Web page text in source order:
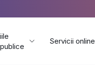
Servicii online